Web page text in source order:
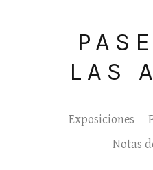
LAS
Exposiciones
Notas